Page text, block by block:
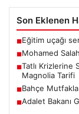
Son Eklenen
■Eğitim uçağı
■Mohamed
■Tatlı Krizlerine
Magnolia Tarifi
■Bahçe
■Adalet Bakanı